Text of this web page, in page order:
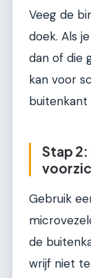
Veeg de
doek. Als
dan of die
kan voor
buitenkant
Stap
Gebruik
de
wrijf niet